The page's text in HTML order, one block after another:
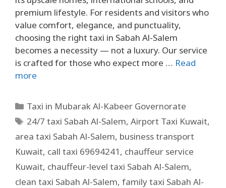
premium lifestyle. For residents and visitors who
value comfort, elegance, and punctuality,
choosing the right taxi in Sabah Al-Salem
becomes a necessity — not a luxury. Our service
is crafted for those who expect more … Read
more
Taxi in Mubarak Al-Kabeer Governorate
24/7 taxi Sabah Al-Salem,Airport Taxi Kuwait,
area taxi Sabah Al-Salem, business transport
Kuwait, call taxi 69694241, chauffeur service
Kuwait, chauffeur-level taxi Sabah Al-Salem,
clean taxi Sabah Al-Salem, family taxi Sabah Al-